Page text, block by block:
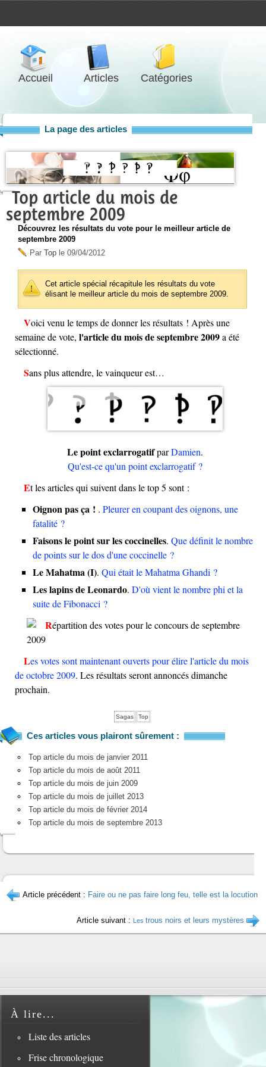
Accueil Articles Catégories
La page des articles
Top article du mois de
septembre 2009
Découvrez les résultats du vote pour le meilleur article de
septembre 2009
Par Top le 09/04/2012
Cet article spécial récapitule les résultats du vote
élisant le meilleur article du mois de septembre 2009.
Voici venu le temps de donner les résultats ! Après une
semaine de vote, l'article du mois de septembre 2009a été
sélectionné.
Sans plus attendre, le vainqueur est…
Le point exclarrogatifparDamien.
Qu'est-ce qu'un point exclarrogatif ?
Et les articles qui suivent dans le top 5 sont :
Oignon pas ça ! . Pleurer en coupant des oignons, une
fatalité ?
Faisons le point sur les coccinelles. Que définit le nombre
de points sur le dos d'une coccinelle ?
Le Mahatma (I). Qui était le Mahatma Ghandi ?
Les lapins de Leonardo. D'où vient le nombre phi et la
suite de Fibonacci ?
Les votes sont maintenant ouverts pour élire l'article du mois
de octobre 2009. Les résultats seront annoncés dimanche
prochain.
Sagas Top
Ces articles vous plairont sûrement :
Top article du mois de janvier 2011
Top article du mois de août 2011
Top article du mois de juin 2009
Top article du mois de juillet 2013
Top article du mois de février 2014
Top article du mois de septembre 2013
Article précédent : Faire ou ne pas faire long feu, telle est la locution
Article suivant : Les trous noirs et leurs mystères
À lire...
Liste des articles
Frise chronologique